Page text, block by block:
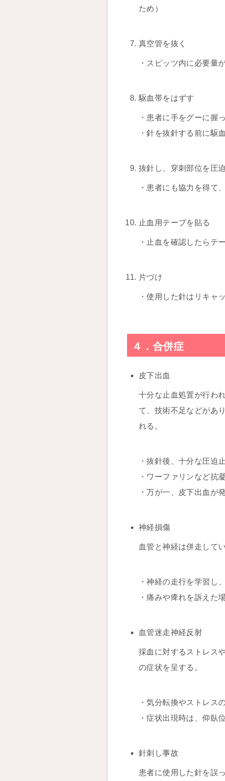
ため）
真空管を抜く
・スピッツ内に必要量
駆血帯をはずす
・患者に手をグーに握
・針を抜針する前に駆
抜針し、穿刺部位を圧
・患者にも協力を得て
止血用テープを貼る
・止血を確認したらテ
片づけ
・使用した針はリキャ
４．合併症
皮下出血
十分な止血処置が行わ
て、技術不足などがあ
れる。
・抜針後、十分な圧迫
・ワーファリンなど抗
・万が一、皮下出血が
神経損傷
血管と神経は併走して
・神経の走行を学習し
・痛みや痺れを訴えた
血管迷走神経反射
採血に対するストレス
の症状を呈する。
・気分転換やストレス
・症状出現時は、仰臥
針刺し事故
患者に使用した針を誤